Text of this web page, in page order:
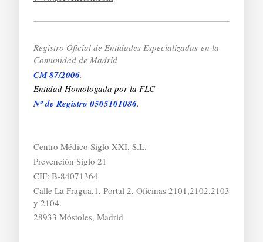
Registro Oficial de Entidades Especializadas en la
Comunidad de Madrid
CM 87/2006.
Entidad Homologada por la FLC
Nº de Registro 0505101086.
Centro Médico Siglo XXI, S.L.
Prevención Siglo 21
CIF: B-84071364
Calle La Fragua,1, Portal 2, Oficinas 2101,2102,2103
y 2104.
28933 Móstoles, Madrid